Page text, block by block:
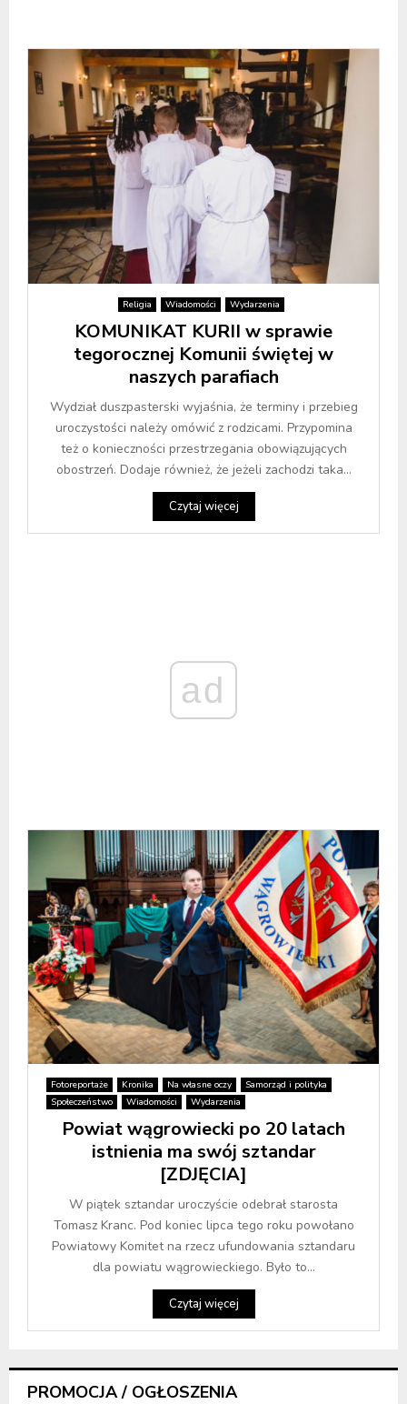
Religia Wiadomości Wydarzenia
KOMUNIKAT KURII w sprawie
tegorocznej Komunii świętej w
naszych parafiach
Wydział duszpasterski wyjaśnia, że terminy i przebieg
uroczystości należy omówić z rodzicami. Przypomina
też o konieczności przestrzegania obowiązujących
obostrzeń. Dodaje również, że jeżeli zachodzi taka...
Czytaj więcej
ad
Fotoreportaże Kronika Na własne oczy
Samorząd i polityka
Społeczeństwo
Wiadomości Wydarzenia
Powiat wągrowiecki po 20 latach
istnienia ma swój sztandar
[ZDJĘCIA]
W piątek sztandar uroczyście odebrał starosta
Tomasz Kranc. Pod koniec lipca tego roku powołano
Powiatowy Komitet na rzecz ufundowania sztandaru
dla powiatu wągrowieckiego. Było to...
Czytaj więcej
PROMOCJA / OGŁOSZENIA